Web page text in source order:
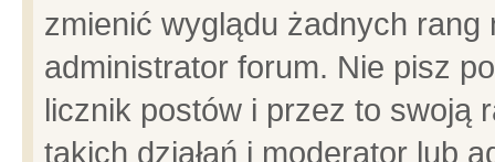
zmienić wyglądu żadnych
administrator forum. Nie pisz
licznik postów i przez to swoją
takich działań i moderator lub